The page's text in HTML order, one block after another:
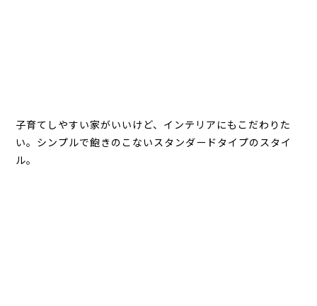
子育てしやすい家がいいけど、インテリアにもこだわりた
い。シンプルで飽きのこないスタンダードタイプのスタイ
ル。